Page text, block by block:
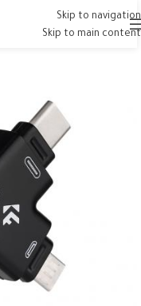
Skip to navigation
Skip to main content